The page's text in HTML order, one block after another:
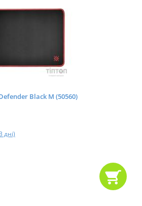
Black M (50560)
дні)